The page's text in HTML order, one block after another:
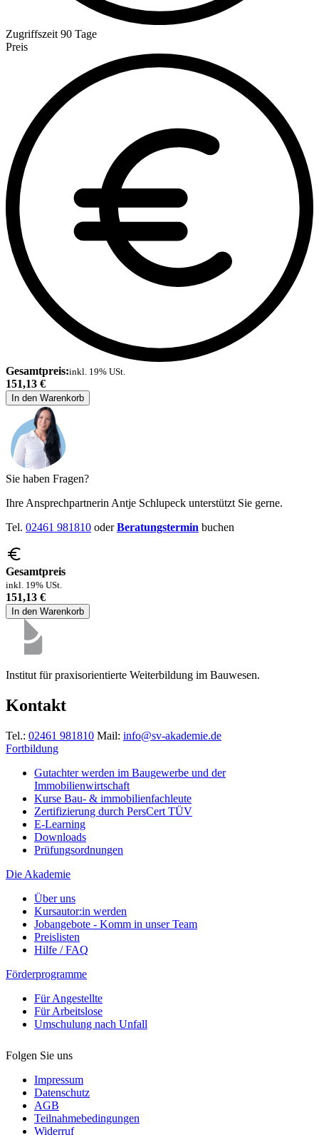
Zugriffszeit 90 Tage
Preis
Gesamtpreis:inkl. 19% USt.
151,13 €
In den Warenkorb
Sie haben Fragen?
Ihre Ansprechpartnerin Antje Schlupeck unterstützt Sie gerne.
Tel. 02461 981810 oderBeratungstermin buchen
Gesamtpreis
inkl. 19% USt.
151,13 €
In den Warenkorb
Institut für praxisorientierte Weiterbildung im Bauwesen.
Kontakt
Tel.: 02461 981810 Mail: info@sv-akademie.de
Fortbildung
Gutachter werden im Baugewerbe und der
Immobilienwirtschaft
Kurse Bau- & immobilienfachleute
Zertifizierung durch PersCert TÜV
E-Learning
Downloads
Prüfungsordnungen
Die Akademie
Über uns
Kursautor:in werden
Jobangebote - Komm in unser Team
Preislisten
Hilfe / FAQ
Förderprogramme
Für Angestellte
Für Arbeitslose
Umschulung nach Unfall
Folgen Sie uns
Impressum
Datenschutz
AGB
Teilnahmebedingungen
Widerruf